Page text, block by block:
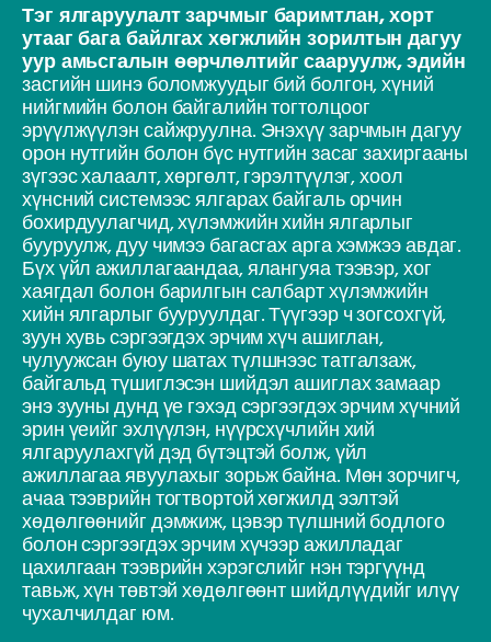
Тэг ялгаруулалт зарчмыг баримтлан, хорт
утааг бага байлгах хөгжлийн зорилтын дагуу
уур амьсгалын өөрчлөлтийг сааруулж, эдийн
засгийн шинэ боломжуудыг бий болгон, хүний
нийгмийн болон байгалийн тогтолцоог
эрүүлжүүлэн сайжруулна. Энэхүү зарчмын дагуу
орон нутгийн болон бүс нутгийн засаг захиргааны
зүгээс халаалт, хөргөлт, гэрэлтүүлэг, хоол
хүнсний системээс ялгарах байгаль орчин
бохирдуулагчид, хүлэмжийн хийн ялгарлыг
бууруулж, дуу чимээ багасгах арга хэмжээ авдаг.
Бүх үйл ажиллагаандаа, ялангуяа тээвэр, хог
хаягдал болон барилгын салбарт хүлэмжийн
хийн ялгарлыг бууруулдаг. Түүгээр ч зогсохгүй,
зуун хувь сэргээгдэх эрчим хүч ашиглан,
чулуужсан буюу шатах түлшнээс татгалзаж,
байгальд түшиглэсэн шийдэл ашиглах замаар
энэ зууны дунд үе гэхэд сэргээгдэх эрчим хүчний
эрин үеийг эхлүүлэн, нүүрсхүчлийн хий
ялгаруулахгүй дэд бүтэцтэй болж, үйл
ажиллагаа явуулахыг зорьж байна. Мөн зорчигч,
ачаа тээврийн тогтвортой хөгжилд ээлтэй
хөдөлгөөнийг дэмжиж, цэвэр түлшний бодлого
болон сэргээгдэх эрчим хүчээр ажилладаг
цахилгаан тээврийн хэрэгслийг нэн тэргүүнд
тавьж, хүн төвтэй хөдөлгөөнт шийдлүүдийг илүү
чухалчилдаг юм.